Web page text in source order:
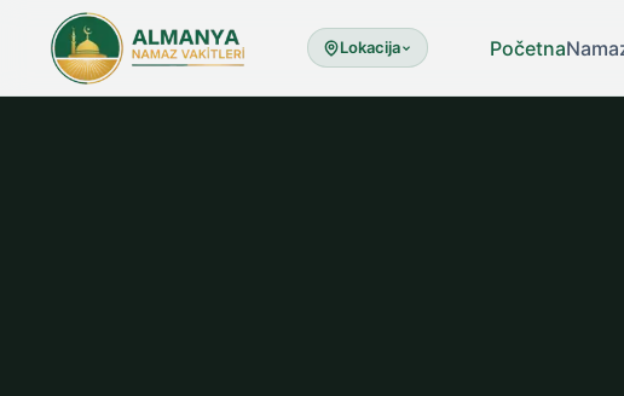
Lokacija Početna